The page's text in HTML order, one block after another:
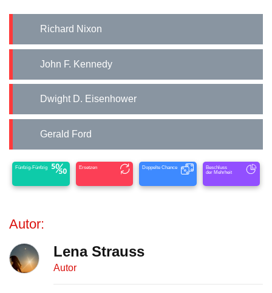
Richard Nixon
John F. Kennedy
Dwight D. Eisenhower
Gerald Ford
Fünfzig-Fünfzig Ersetzen Doppelte Chance
Beschluss
der Mehrheit
Autor:
Lena Strauss
Autor